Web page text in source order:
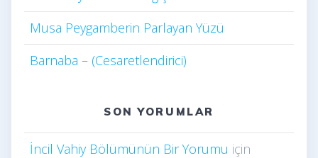
Musa Peygamberin Parlayan Yüzü
Barnaba – (Cesaretlendirici)
SON YORUMLAR
İncil Vahiy Bölümünün Bir Yorumu için